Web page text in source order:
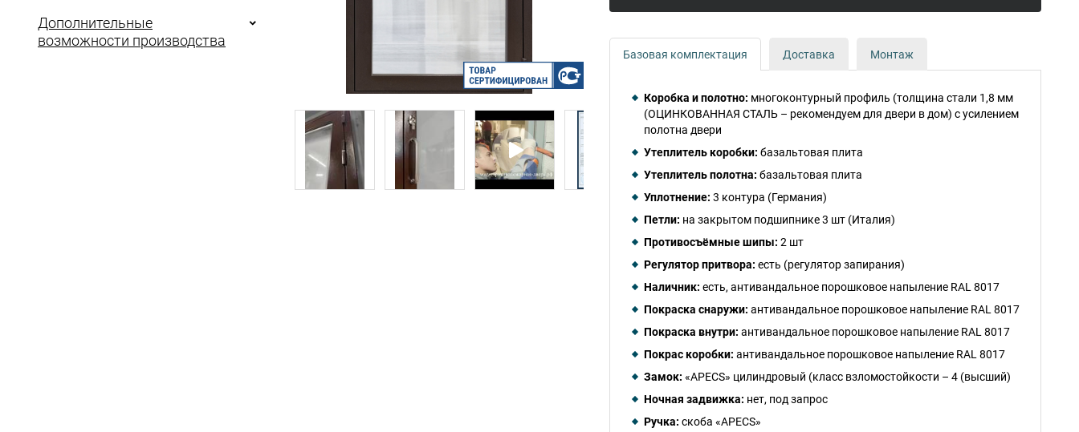
Дополнительные
возможности производства
Базовая комплектация Доставка Монтаж
Коробка и полотно: многоконтурный профиль (толщина стали 1,8 мм
(ОЦИНКОВАННАЯ СТАЛЬ – рекомендуем для двери в дом) с усилением
полотна двери
Утеплитель коробки: базальтовая плита
Утеплитель полотна: базальтовая плита
Уплотнение: 3 контура (Германия)
Петли: на закрытом подшипнике 3 шт (Италия)
Противосъёмные шипы: 2 шт
Регулятор притвора: есть (регулятор запирания)
Наличник: есть, антивандальное порошковое напыление RAL 8017
Покраска снаружи: антивандальное порошковое напыление RAL 8017
Покраска внутри: антивандальное порошковое напыление RAL 8017
Покрас коробки: антивандальное порошковое напыление RAL 8017
Замок: «APECS» цилиндровый (класс взломостойкости – 4 (высший)
Ночная задвижка: нет, под запрос
Ручка: скоба «APECS»